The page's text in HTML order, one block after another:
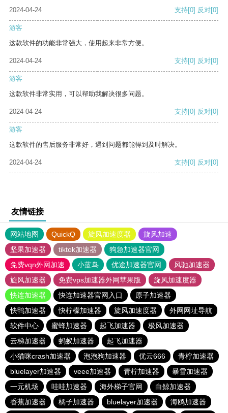
2024-04-24
支持[0] 反对[0]
游客
这款软件的功能非常强大，使用起来非常方便。
2024-04-24 支持[0] 反对[0]
游客
这款软件非常实用，可以帮助我解决很多问题。
2024-04-24 支持[0] 反对[0]
游客
这款软件的售后服务非常好，遇到问题都能得到及时解决。
2024-04-24 支持[0] 反对[0]
友情链接
网站地图 QuickQ 旋风加速度器
旋风加速
坚果加速器
tiktok加速器
狗急加速器官网
免费vqn外网加速
小蓝鸟 优途加速器官网
风驰加速器
旋风加速器
免费vps加速器外网苹果版
旋风加速度器
快连加速器
快连加速器官网入口
原子加速器
快鸭加速器
快柠檬加速器 旋风加速度器
外网网址导航
软件中心
蜜蜂加速器 起飞加速器
极风加速器
云梯加速器
蚂蚁加速器
起飞加速器
小猫咪crash加速器
泡泡狗加速器 优云666
青柠加速器
bluelayer加速器
veee加速器 青柠加速器
暴雪加速器
一元机场
哇哇加速器 海外梯子官网
白鲸加速器
香蕉加速器
橘子加速器 bluelayer加速器 海鸥加速器